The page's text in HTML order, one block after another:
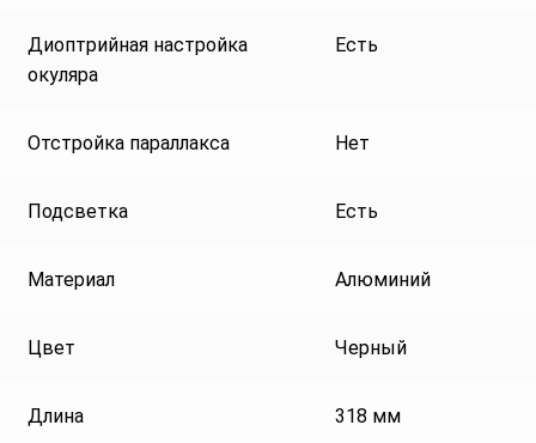
Диоптрийная настройка
окуляра
Есть
Отстройка параллакса Нет
Подсветка Есть
Материал Алюминий
Цвет Черный
Длина 318 мм